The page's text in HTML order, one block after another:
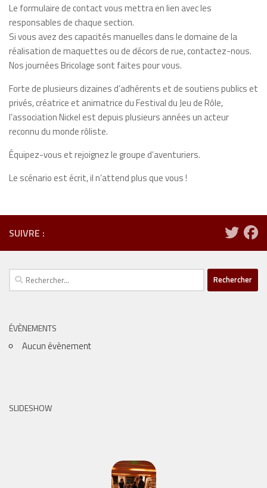
Le formulaire de contact vous mettra en lien avec les
responsables de chaque section.
Si vous avez des capacités manuelles dans le domaine de la
réalisation de maquettes ou de décors de rue, contactez-nous.
Nos journées Bricolage sont faites pour vous.
Forte de plusieurs dizaines d’adhérents et de soutiens publics et
privés, créatrice et animatrice du Festival du Jeu de Rôle,
l’association Nickel est depuis plusieurs années un acteur
reconnu du monde rôliste.
Équipez-vous et rejoignez le groupe d’aventuriers.
Le scénario est écrit, il n’attend plus que vous !
SUIVRE :
Rechercher :
ÉVÈNEMENTS
Aucun évènement
SLIDESHOW